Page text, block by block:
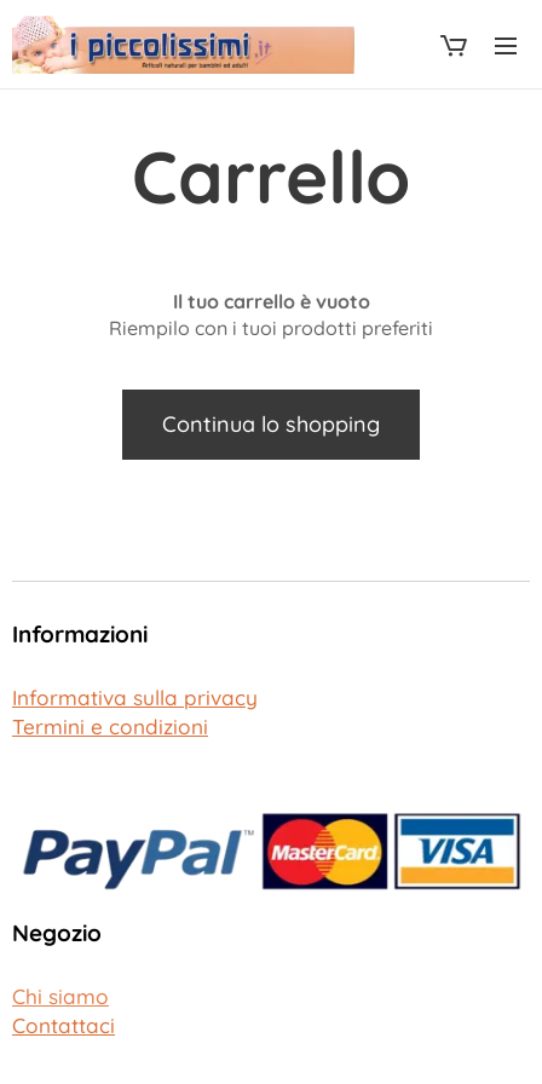
Carrello
Il tuo carrello è vuoto
Riempilo con i tuoi prodotti preferiti
Continua lo shopping
Informazioni
Informativa sulla privacy
Termini e condizioni
Negozio
Chi siamo
Contattaci